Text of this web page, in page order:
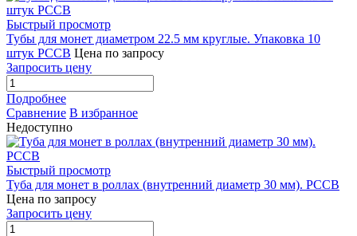
Быстрый просмотр
Тубы для монет диаметром 22.5 мм круглые. Упаковка 10
штук РССВ Цена по запросу
Запросить цену
Подробнее
Сравнение В избранное
Недоступно
Быстрый просмотр
Туба для монет в роллах (внутренний диаметр 30 мм). РССВ
Цена по запросу
Запросить цену